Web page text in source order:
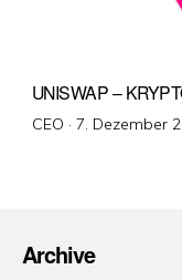
UNISWAP –
CEO · Veröffentlicht
7. Dezember
Archive